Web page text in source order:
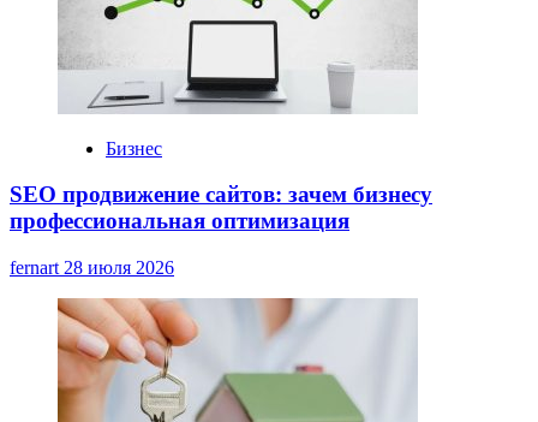
Бизнес
SEO продвижение сайтов: зачем бизнесу
профессиональная оптимизация
fernart 28 июля 2026